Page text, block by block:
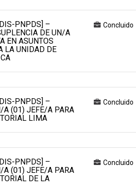
PNPDS] –
DE UN/A
EN ASUNTOS
LA UNIDAD DE
Concluido
PNPDS] –
A (01) JEFE/A PARA
LIMA
Concluido
PNPDS] –
A (01) JEFE/A PARA
DE LA
Concluido